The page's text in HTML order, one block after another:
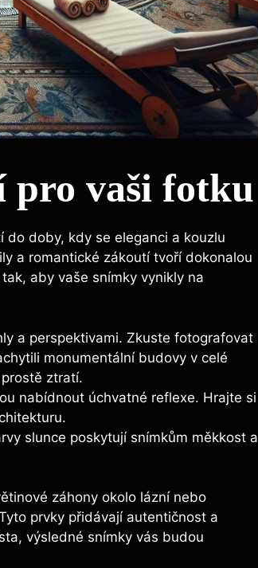
pro vaši fotku
do doby, kdy se eleganci a kouzlu
a romantické zákoutí tvoří dokonalou
aby vaše snímky vynikly na
a perspektivami. Zkuste fotografovat
monumentální budovy v celé
ztratí.
nabídnout úchvatné reflexe. Hrajte si
slunce poskytují snímkům měkkost a
záhony okolo lázní nebo
prvky přidávají autentičnost a
výsledné snímky vás budou